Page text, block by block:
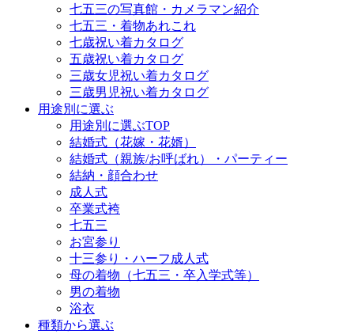
七五三の写真館・カメラマン紹介
七五三・着物あれこれ
七歳祝い着カタログ
五歳祝い着カタログ
三歳女児祝い着カタログ
三歳男児祝い着カタログ
用途別に選ぶ
用途別に選ぶTOP
結婚式（花嫁・花婿）
結婚式（親族/お呼ばれ）・パーティー
結納・顔合わせ
成人式
卒業式袴
七五三
お宮参り
十三参り・ハーフ成人式
母の着物（七五三・卒入学式等）
男の着物
浴衣
種類から選ぶ